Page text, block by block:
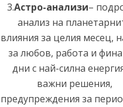
3.Астро-анализи–
анализ на
влияния за целия месец,
за любов, работа и
дни с най-силна
важни решения,
предупреждения за